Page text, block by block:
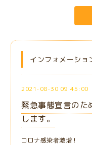
インフォメーショ
2021-08-30 09:45:00
緊急事態宣言の
します。
コロナ感染者激増！